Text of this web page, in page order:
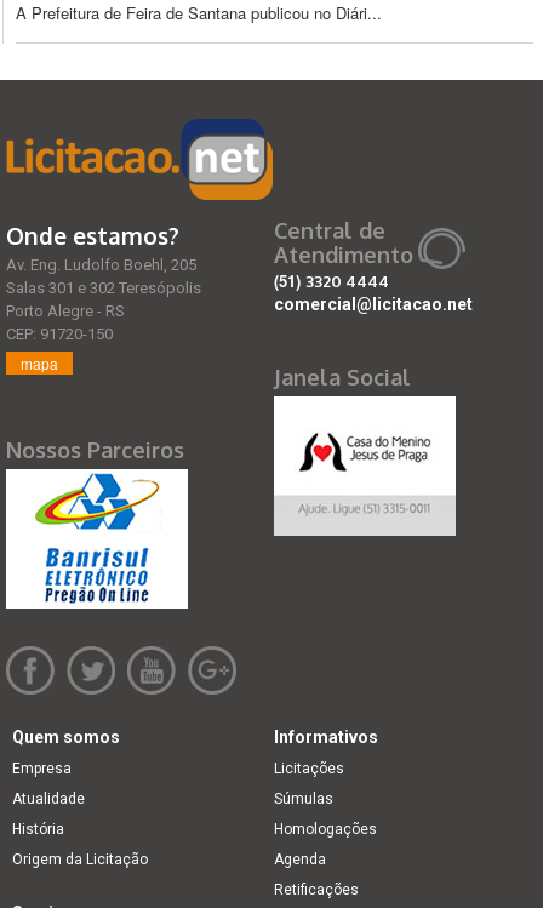
A Prefeitura de Feira de Santana publicou no Diári...
Onde estamos?
Av. Eng. Ludolfo Boehl, 205
Salas 301 e 302 Teresópolis
Porto Alegre - RS
CEP: 91720-150
mapa
Nossos Parceiros
Central de
Atendimento
(51) 3320 4444
comercial@licitacao.net
Janela Social
Quem somos
Empresa
Atualidade
História
Origem da Licitação
Informativos
Licitações
Súmulas
Homologações
Agenda
Retificações